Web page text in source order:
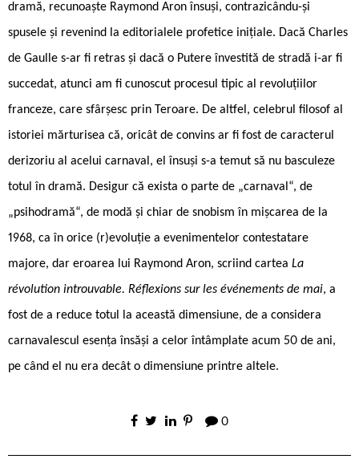
dramă, recunoaște Raymond Aron însuși, contrazicându-și
spusele și revenind la editorialele profetice inițiale. Dacă Charles
de Gaulle s-ar fi retras și dacă o Putere învestită de stradă i-ar fi
succedat, atunci am fi cunoscut procesul tipic al revoluțiilor
franceze, care sfârșesc prin Teroare. De altfel, celebrul filosof al
istoriei mărturisea că, oricât de convins ar fi fost de caracterul
derizoriu al acelui carnaval, el însuși s-a temut să nu basculeze
totul în dramă. Desigur că exista o parte de „carnaval“, de
„psihodramă“, de modă și chiar de snobism în mișcarea de la
1968, ca în orice (r)evoluție a evenimentelor contestatare
majore, dar eroarea lui Raymond Aron, scriind cartea La
révolution introuvable. Réflexions sur les événements de mai, a
fost de a reduce totul la această dimensiune, de a considera
carnavalescul esența însăși a celor întâmplate acum 50 de ani,
pe când el nu era decât o dimensiune printre altele.
0